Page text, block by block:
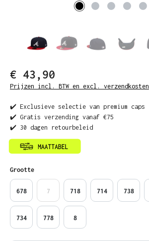
€ 43,90
Prijzen incl. BTW en excl. verzendkosten
✔️ Exclusieve selectie van premium caps
✔️ Gratis verzending vanaf €75
✔️ 30 dagen retourbeleid
Selecteer
Grootte
678 7 718 714 738
734 778 8